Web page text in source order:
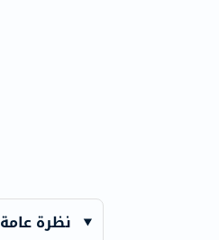
نظرة عامة